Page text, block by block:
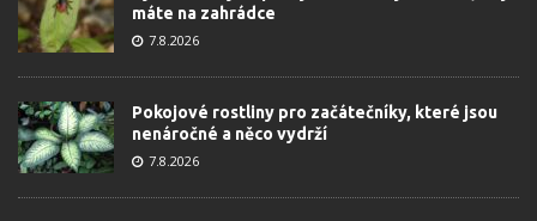
máte na zahrádce
7.8.2026
Pokojové rostliny pro začátečníky, které jsou
nenáročné a něco vydrží
7.8.2026